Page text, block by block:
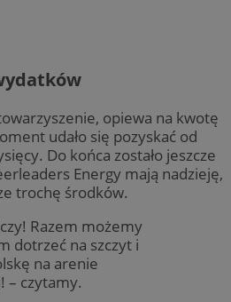
opiewa na kwotę
udało się pozyskać od
Do końca zostało jeszcze
Energy mają nadzieję,
trochę środków.
Razem możemy
dotrzeć na szczyt i
na arenie
– czytamy.